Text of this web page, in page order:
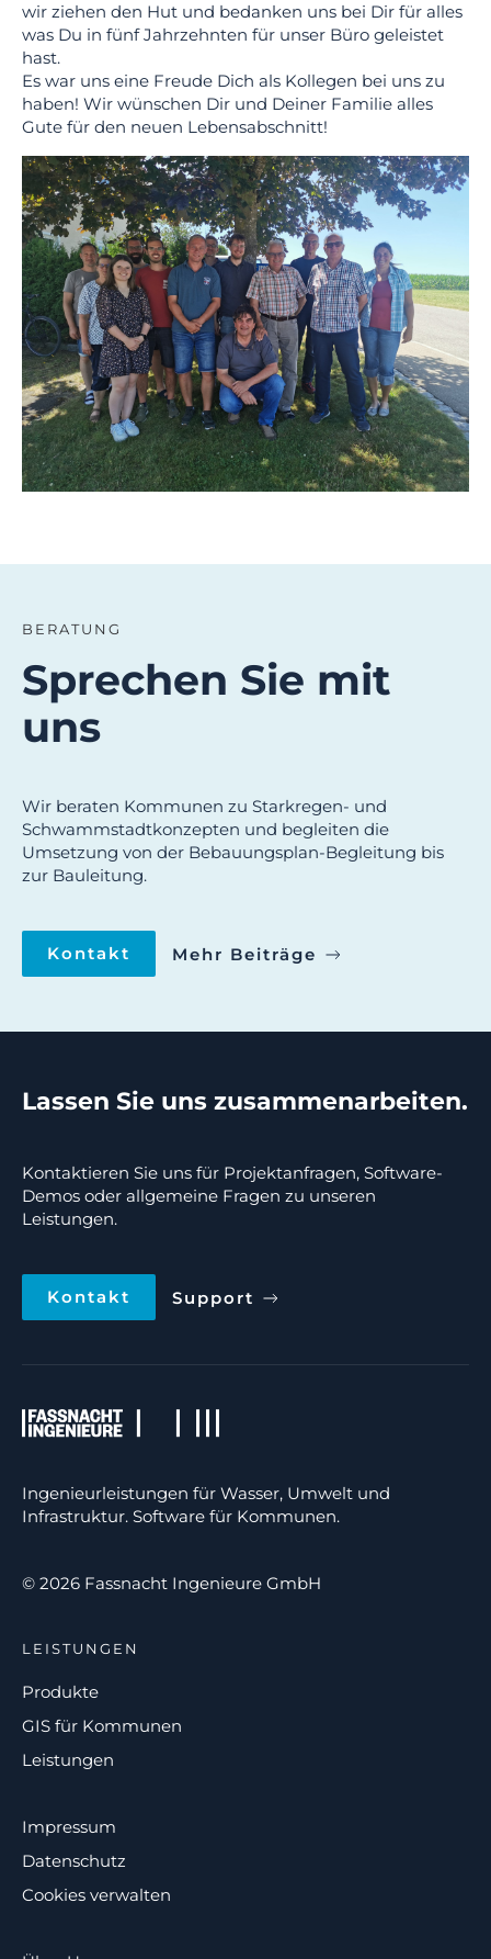
wir ziehen den Hut und bedanken uns bei Dir für alles
was Du in fünf Jahrzehnten für unser Büro geleistet
hast.
Es war uns eine Freude Dich als Kollegen bei uns zu
haben! Wir wünschen Dir und Deiner Familie alles
Gute für den neuen Lebensabschnitt!
BERATUNG
Sprechen Sie mit
uns
Wir beraten Kommunen zu Starkregen- und
Schwammstadtkonzepten und begleiten die
Umsetzung von der Bebauungsplan-Begleitung bis
zur Bauleitung.
Kontakt Mehr Beiträge
Lassen Sie uns zusammenarbeiten.
Kontaktieren Sie uns für Projektanfragen, Software-
Demos oder allgemeine Fragen zu unseren
Leistungen.
Kontakt Support
Ingenieurleistungen für Wasser, Umwelt und
Infrastruktur. Software für Kommunen.
© 2026 Fassnacht Ingenieure GmbH
LEISTUNGEN
Produkte
GIS für Kommunen
Leistungen
Impressum
Datenschutz
Cookies verwalten